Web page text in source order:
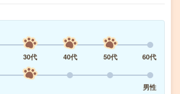
30代 40代 50代
60代
男性